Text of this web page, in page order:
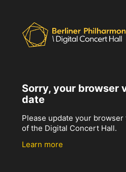
Sorry, your browser
date
Please update your
of the Digital Concert Hall.
Learn more